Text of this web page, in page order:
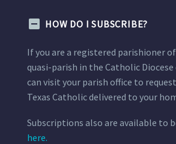
HOW DO I SUBSCRIBE?
If you are a registered parishioner
quasi-parish in the Catholic Diocese
can visit your parish office to
Texas Catholic delivered to your
Subscriptions also are available to
here.